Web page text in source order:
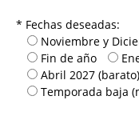
* Fechas deseadas:
Noviembre y
Fin de año
Abril 2027 (barato)
Temporada baja